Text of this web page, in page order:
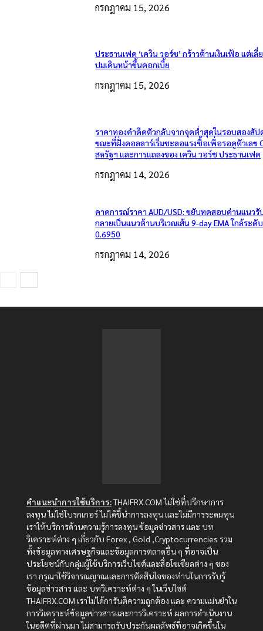
กรกฎาคม 15, 2026
ประธานเฟด ‘เควิน วอร์ช’ กร้าวต้านเงินเฟ้อ แต่เลี่
ปมเดินหน้าขึ้นดอกเบี้ย
กรกฎาคม 15, 2026
ราคาทองคำดีดตัวกลับจากจุดต่ำสุดในรอบสองสัป
ขณะที่ฝั่งดอลลาร์เริ่มชะลอแรงซื้อเพื่อรอดูตัวเลข
สหรัฐฯ และการแถลงของ เควิน วอร์ช ประธานเฟด
กรกฎาคม 14, 2026
คาดการณ์ราคา AUD/USD: ขยับทดสอบด่านแนวรั
กลายเป็นแนวต้านบริเวณเส้น 9-day EMA ใกล้ระดับ
0.6950
กรกฎาคม 14, 2026
คำแนะนำการใช้บริการ:THAIFRX.COM ไม่ใช่ที่ปรึกษาการ
ลงทุน ไม่ใช่โบรกเกอร์ ไม่ได้ชี้นำการลงทุน และไม่มีการระดมทุน
เราให้บริการด้านความรู้การลงทุน ข้อมูลข่าวสาร และ บท
วิเคราะห์ต่าง ๆ เกี่ยวกับ Forex , Gold ,Cryptocurrencies รวม
ทั้งข้อมูลทางเศรษฐกิจและข้อมูลการตลาดอื่น ๆ ที่อาจเป็น
ประโยชน์กับกลุ่มผู้ใช้บริการเว็บไซต์และสื่อโซเซียลต่าง ๆ ของ
เรา กรุณาใช้วิจารณญาณและการตัดสินใจของท่านในการรับรู้
ข้อมูลข่าวสาร และ บทวิเคราะห์ต่าง ๆ ในเว็บไซต์
THAIFRX.COM เราไม่ได้การันตีความถูกต้อง และ ความแม่นยำใน
การวิเคราะห์ข้อมูลข่าวสารและการวิเคราะห์ ผลการดำเนินงาน
ในอดีตที่ผ่านมา ไม่สามารถรับประกันผลลัพธ์ที่อาจเกิดขึ้นใน